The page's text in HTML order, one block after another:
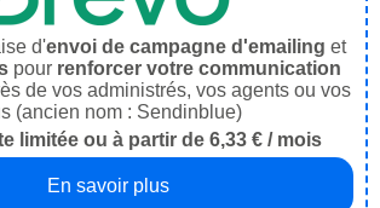
d'envoi de campagne d'emailing et
pour renforcer votre communication
de vos administrés, vos agents ou vos
(ancien nom : Sendinblue)
limitée ou à partir de 6,33 € / mois
En savoir plus